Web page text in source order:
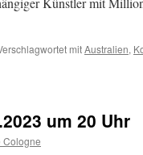
mitAustralien,
um 20 Uhr
Cologne